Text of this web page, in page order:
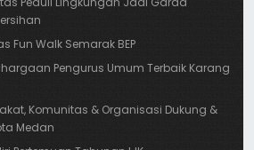
Fun Walk Semarak BEP
Pengurus Umum Terbaik Karang
Komunitas & Organisasi Dukung &
Medan